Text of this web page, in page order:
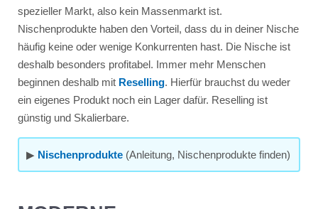
spezieller Markt, also kein Massenmarkt ist.
Nischenprodukte haben den Vorteil, dass du in deiner Nische
häufig keine oder wenige Konkurrenten hast. Die Nische ist
deshalb besonders profitabel. Immer mehr Menschen
beginnen deshalb mit Reselling. Hierfür brauchst du weder
ein eigenes Produkt noch ein Lager dafür. Reselling ist
günstig und Skalierbare.
▶︎ Nischenprodukte(Anleitung, Nischenprodukte finden)